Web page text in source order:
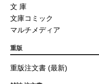
文 庫
文庫コミック
マルチメディア
重版
重版注文書 (最新)